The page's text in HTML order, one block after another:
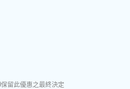
留此優惠之最終決定